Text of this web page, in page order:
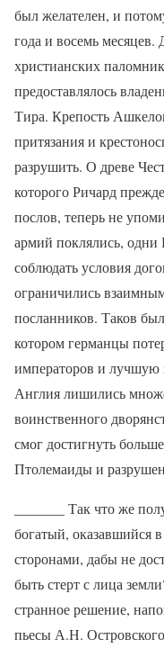
был желателен, и
года и восемь
христианских
предоставлялось
Тира. Крепость
притязания и
разрушить. О древе
которого Ричард
послов, теперь не
армий поклялись, одни
соблюдать условия
ограничились
посланников. Таков
котором германцы
императоров и лучшую
Англия лишились
воинственного
смог достигнуть
Птолемаиды и
_______ Так что же
богатый, оказавшийся
сторонами, дабы не
быть стерт с лица
странное решение,
пьесы А.Н.